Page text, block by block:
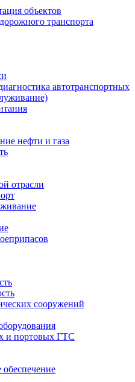
объектов
транспорта
автотранспортных
нефти и газа
отрасли
сооружений
и портовых ГТС
обеспечение